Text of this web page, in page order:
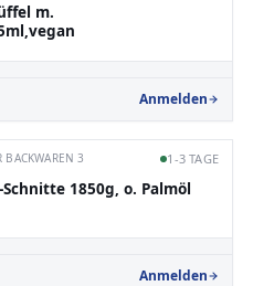
m.
Anmelden
3 1-3 TAGE
1850g, o. Palmöl
Anmelden